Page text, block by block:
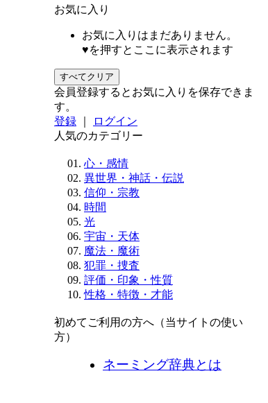
お気に入り
お気に入りはまだありません。
♥を押すとここに表示されます
すべてクリア
会員登録するとお気に入りを保存できま
す。
登録
ログイン
人気のカテゴリー
心・感情
異世界・神話・伝説
信仰・宗教
時間
光
宇宙・天体
魔法・魔術
犯罪・捜査
評価・印象・性質
性格・特徴・才能
初めてご利用の方へ（当サイトの使い
方）
ネーミング辞典とは